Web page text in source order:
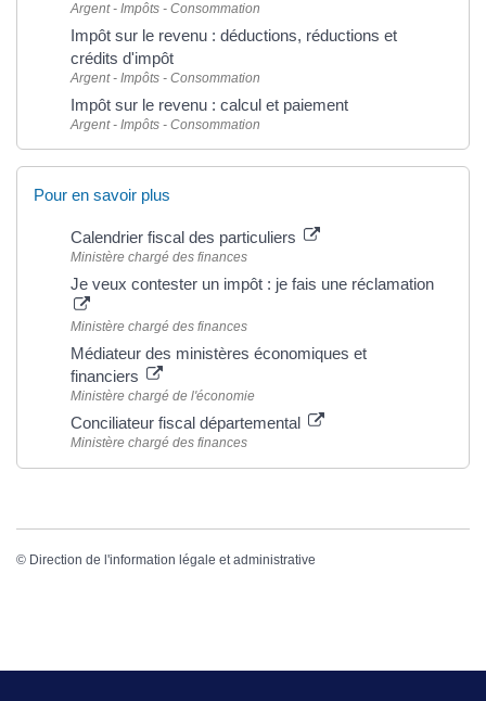
Argent - Impôts - Consommation
Impôt sur le revenu : déductions, réductions et
crédits d'impôt
Argent - Impôts - Consommation
Impôt sur le revenu : calcul et paiement
Argent - Impôts - Consommation
Pour en savoir plus
Calendrier fiscal des particuliers
Ministère chargé des finances
Je veux contester un impôt : je fais une réclamation
Ministère chargé des finances
Médiateur des ministères économiques et
financiers
Ministère chargé de l'économie
Conciliateur fiscal départemental
Ministère chargé des finances
© Direction de l'information légale et administrative